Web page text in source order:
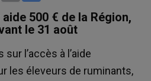
500 € de la Région,
le 31 août
l’accès à l’aide
les éleveurs de ruminants,